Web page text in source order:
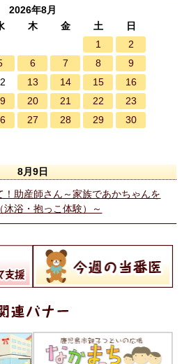
2026年8月
木 金 土
日
1
2
6 7 8
9
13 14 15
16
20 21 22
23
27 28 29
30
8月9日
！助産師さん～家族であかちゃんを
浴・抱っこ体験）～